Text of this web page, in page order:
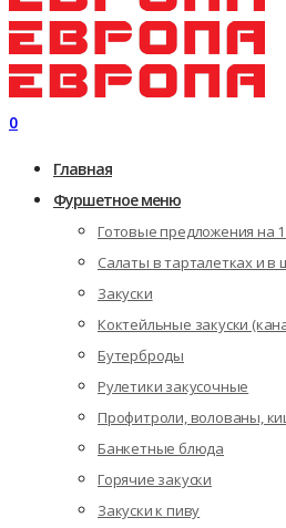
0
Главная
Фуршетное меню
Готовые предложения на
Салаты в тарталетках и в
Закуски
Коктейльные закуски
Бутерброды
Рулетики закусочные
Профитроли, волованы,
Банкетные блюда
Горячие закуски
Закуски к пиву